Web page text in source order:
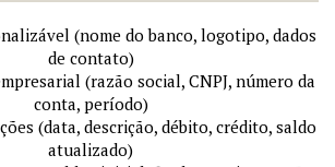
(nome do banco, logotipo, dados
de contato)
(razão social, CNPJ, número da
conta, período)
(data, descrição, débito, crédito, saldo
atualizado)